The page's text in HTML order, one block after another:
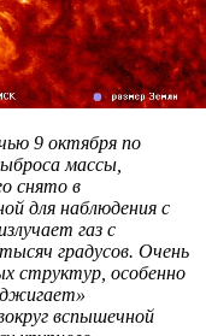
9 октября по
массы,
снято в
для наблюдения с
газ с
градусов. Очень
структур, особенно
вспышечной